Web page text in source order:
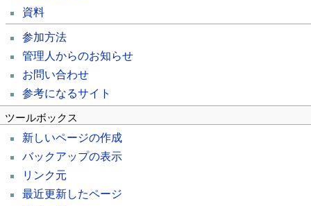
資料
参加方法
管理人からのお知らせ
お問い合わせ
参考になるサイト
ツールボックス
新しいページの作成
バックアップの表示
リンク元
最近更新したページ